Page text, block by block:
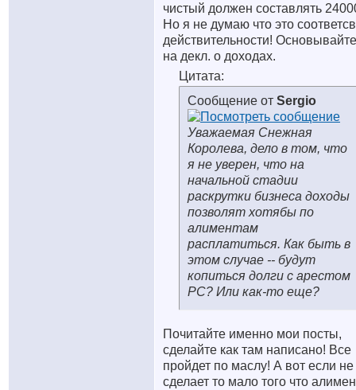
чистый должен составлять
Но я не думаю что это
действительности!
на декл. о доходах.
Цитата:
Сообщение от Sergio
Уважаемая Снежная
Королева, дело в том, что
я не уверен, что на
начальной стадии
раскрутки бизнеса доходы
позволят хотябы по
алиментам
расплатиться. Как быть в
этом случае -- будут
копиться долги с арестом
РС? Или как-то еще?
Почитайте именно мои посты,
сделайте как там написано! Все
пройдет по маслу! А вот если не
сделает то мало того что